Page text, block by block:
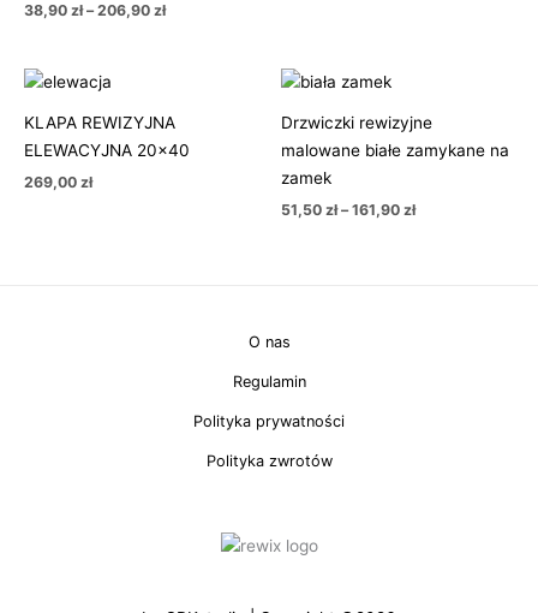
38,90 zł – 206,90 zł
KLAPA REWIZYJNA
ELEWACYJNA 20×40
269,00 zł
Drzwiczki rewizyjne
malowane białe zamykane na
zamek
51,50 zł – 161,90 zł
od
51,50 zł
do
O nas
Regulamin
Polityka prywatności
Polityka zwrotów